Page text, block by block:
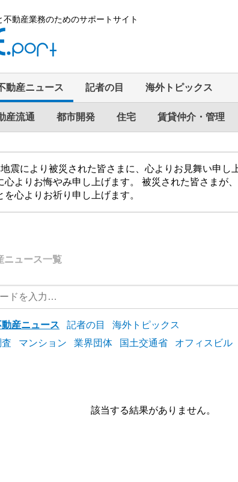
不動産業務のためのサポートサイト
動産ニュース 記者の目 海外トピックス
産流通 都市開発 住宅 賃貸仲介・管理
震により被災された皆さまに、心よりお見舞い申
心よりお悔やみ申し上げます。 被災された皆さまが
を心よりお祈り申し上げます。
ニュース一覧
動産ニュース 記者の目
海外トピックス
マンション 業界団体 国土交通省 オフィスビル
該当する結果がありません。